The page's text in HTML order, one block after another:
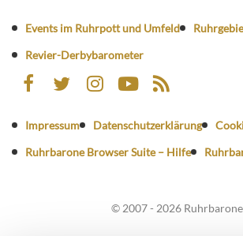
Events im Ruhrpott und Umfeld
Revier-Derbybarometer
Impressum Datenschutzerklärung
Ruhrbarone Browser Suite – Hilfe
© 2007 - 2026 Ruhrbarone